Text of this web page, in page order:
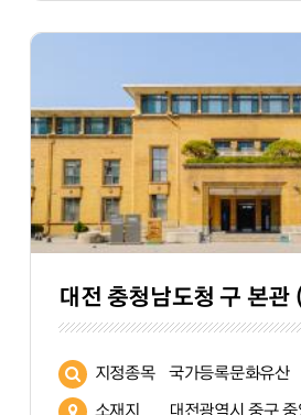
지정종목 국가등록문화유산
소재지